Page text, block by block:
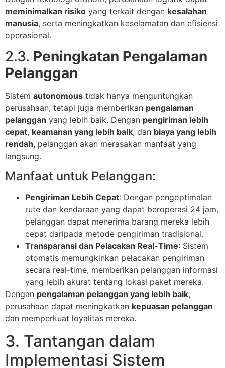
meminimalkan risiko yang terkait dengan kesalahan
manusia, serta meningkatkan keselamatan dan efisiensi
operasional.
2.3. Peningkatan Pengalaman
Pelanggan
Sistem autonomous tidak hanya menguntungkan
perusahaan, tetapi juga memberikan pengalaman
pelanggan yang lebih baik. Dengan pengiriman lebih
cepat, keamanan yang lebih baik, dan biaya yang lebih
rendah, pelanggan akan merasakan manfaat yang
langsung.
Manfaat untuk Pelanggan:
Pengiriman Lebih Cepat: Dengan pengoptimalan
rute dan kendaraan yang dapat beroperasi 24 jam,
pelanggan dapat menerima barang mereka lebih
cepat daripada metode pengiriman tradisional.
Transparansi dan Pelacakan Real-Time: Sistem
otomatis memungkinkan pelacakan pengiriman
secara real-time, memberikan pelanggan informasi
yang lebih akurat tentang lokasi paket mereka.
Dengan pengalaman pelanggan yang lebih baik,
perusahaan dapat meningkatkan kepuasan pelanggan
dan memperkuat loyalitas mereka.
3. Tantangan dalam
Implementasi Sistem